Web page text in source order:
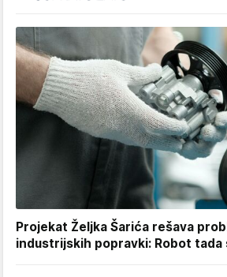
Projekat Željka Šarića rešava
industrijskih popravki: Robot tada